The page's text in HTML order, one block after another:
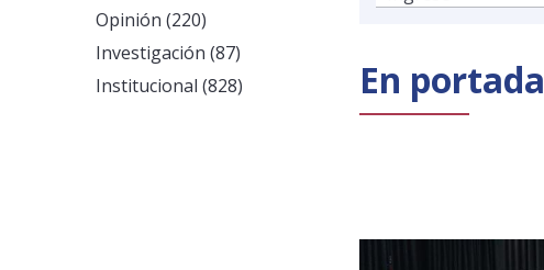
Opinión (220)
Investigación (87)
Institucional (828)
En portada